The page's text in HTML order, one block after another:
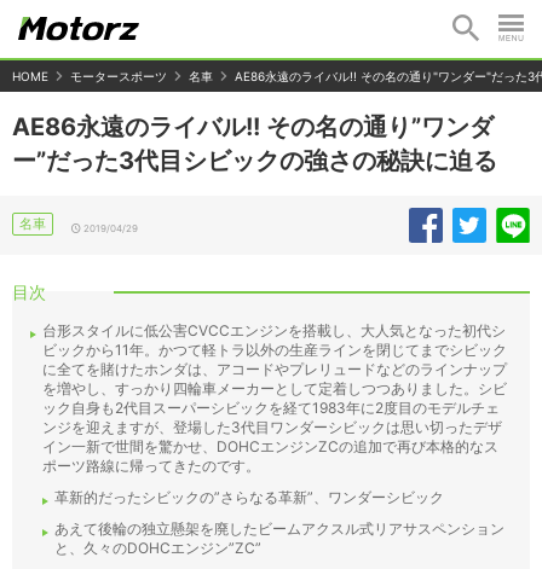
HOME モータースポーツ 名車 AE86永遠のライバル!! その名の通り"ワンダー"だった3
AE86永遠のライバル!! その名の通り”ワンダ
ー”だった3代目シビックの強さの秘訣に迫る
名車 2019/04/29
目次
台形スタイルに低公害CVCCエンジンを搭載し、大人気となった初代シ
ビックから11年。かつて軽トラ以外の生産ラインを閉じてまでシビック
に全てを賭けたホンダは、アコードやプレリュードなどのラインナップ
を増やし、すっかり四輪車メーカーとして定着しつつありました。シビ
ック自身も2代目スーパーシビックを経て1983年に2度目のモデルチェ
ンジを迎えますが、登場した3代目ワンダーシビックは思い切ったデザ
イン一新で世間を驚かせ、DOHCエンジンZCの追加で再び本格的なス
ポーツ路線に帰ってきたのです。
革新的だったシビックの”さらなる革新”、ワンダーシビック
あえて後輪の独立懸架を廃したビームアクスル式リアサスペンション
と、久々のDOHCエンジン”ZC”